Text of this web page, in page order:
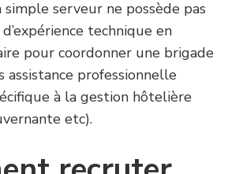
simple serveur ne possède pas
technique en
pour coordonner une brigade
assistance professionnelle
à la gestion hôtelière
etc).